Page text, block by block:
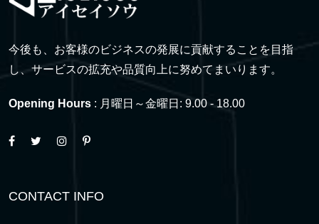
今後も、お客様のビジネスの発展に貢献することを目指
し、サービスの拡充や品質向上に努めてまいります。
Opening Hours : 月曜日～金曜日: 9.00 - 18.00
CONTACT INFO